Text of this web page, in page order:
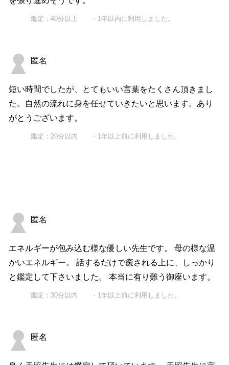
鑑定：40分以上 ・1年以内に利用しました。
匿名
短い時間でしたが、とてもいい言葉をたくさん頂きまし
た。自然の流れに身を任せていきたいと思います。あり
がとうございます。
鑑定：20分以内 ・1年以上前に利用しました。
匿名
エネルギーが包み込む様な優しい先生です。 母の様な温
かいエネルギー。 話するだけで癒される上に、しっかり
と鑑定して下さいました。 本当に有り難う御座います。
鑑定：30分以内 ・1年以上前に利用しました。
匿名